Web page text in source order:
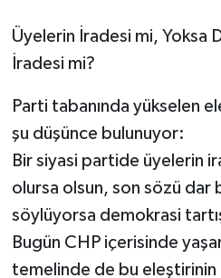
Üyelerin İradesi mi, Yoksa
İradesi mi?
Parti tabanında yükselen
şu düşünce bulunuyor:
Bir siyasi partide üyelerin
olursa olsun, son sözü dar
söylüyorsa demokrasi
Bugün CHP içerisinde
temelinde de bu